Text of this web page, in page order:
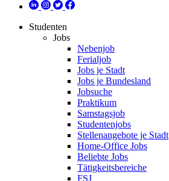
Studenten
Jobs
Nebenjob
Ferialjob
Jobs je Stadt
Jobs je Bundesland
Jobsuche
Praktikum
Samstagsjob
Studentenjobs
Stellenangebote je Stadt
Home-Office Jobs
Beliebte Jobs
Tätigkeitsbereiche
FSJ